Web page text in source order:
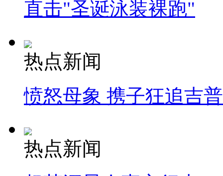
直击"圣诞泳装裸跑"
热点新闻
愤怒母象 携子狂追吉
热点新闻